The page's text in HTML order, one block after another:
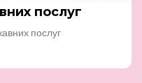
послуг
послуг